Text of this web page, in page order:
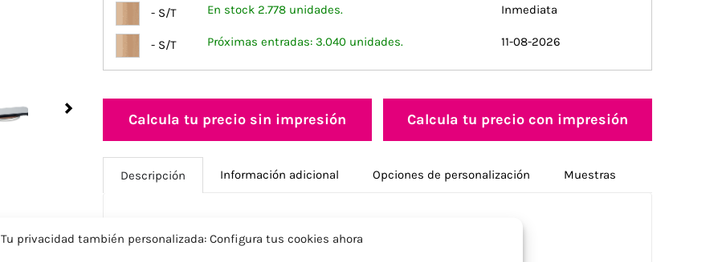
Tu privacidad también personalizada: Configura tus cookies ahora
- S/T En stock 2.778 unidades. Inmediata
- S/T Próximas entradas: 3.040 unidades. 11-08-2026
Calcula tu precio sin impresión Calcula tu precio con impresión
Descripción Información adicional Opciones de personalización Muestras
Descripción